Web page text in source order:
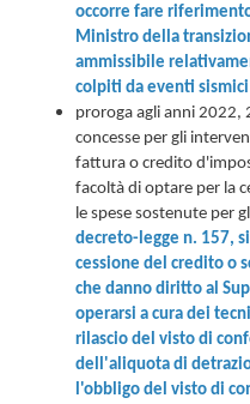
occorre fare
Ministro della
ammissibile
colpiti da eventi
proroga agli anni 2022,
concesse per gli
fattura o credito
facoltà di optare per la
le spese sostenute per
decreto-legge n. 157,
cessione del credito o
che danno diritto al
operarsi a cura dei
rilascio del visto di
dell'aliquota di
l'obbligo del visto di